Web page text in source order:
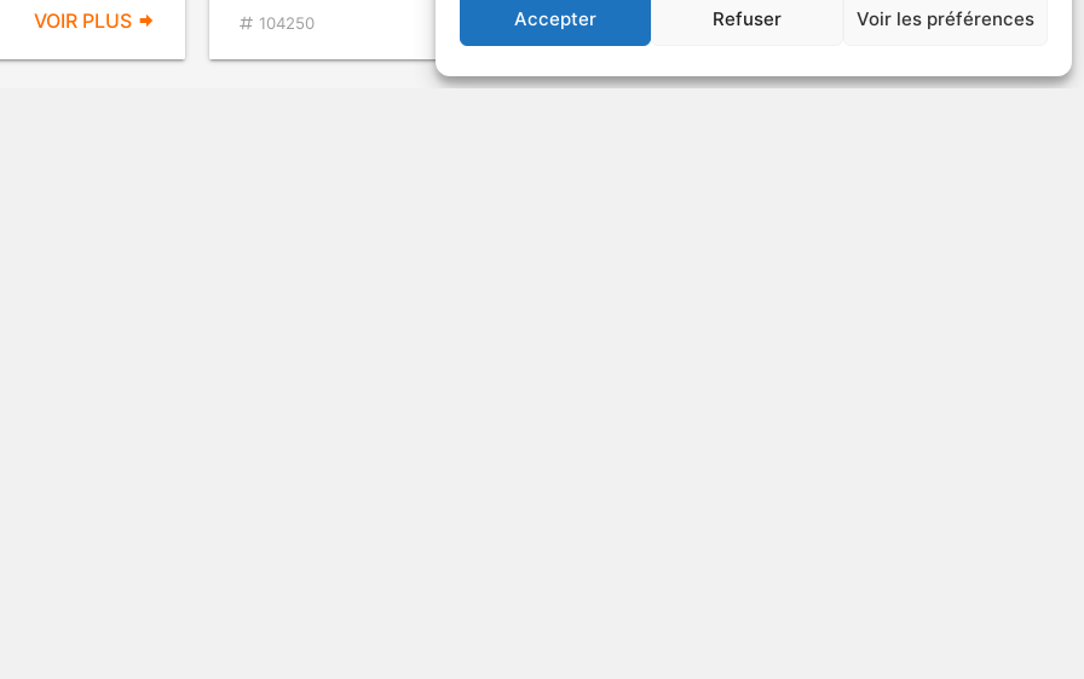
Accepter Refuser Voir les préférences
VOIR PLUS 104250 VOIR PLUS 99401 VOIR PLUS